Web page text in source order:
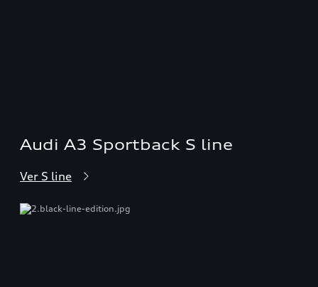
Audi A3 Sportback S line
Ver S line